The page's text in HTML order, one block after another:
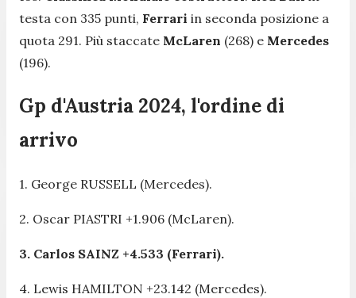
testa con 335 punti, Ferrari in seconda posizione a
quota 291. Più staccate McLaren (268) e Mercedes
(196).
Gp d'Austria 2024, l'ordine di
arrivo
1. George RUSSELL (Mercedes).
2. Oscar PIASTRI +1.906 (McLaren).
3. Carlos SAINZ +4.533 (Ferrari).
4. Lewis HAMILTON +23.142 (Mercedes).